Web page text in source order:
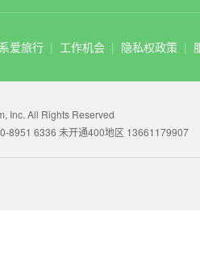
爱旅行 | 工作机会 | 隐私权政策 |
Inc. All Rights Reserved
8951 6336 未开通400地区 13661179907